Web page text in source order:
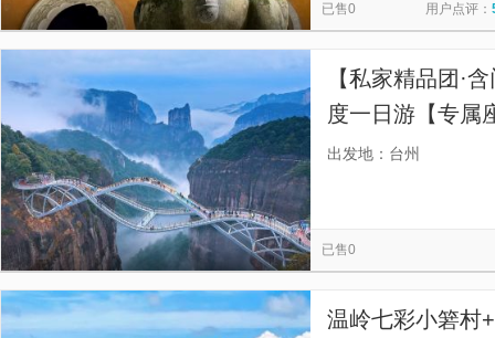
已售0 用户点评：
【私家精品团·
度一日游【专属
程的束缚】
出发地：台州
已售0
温岭七彩小箬村